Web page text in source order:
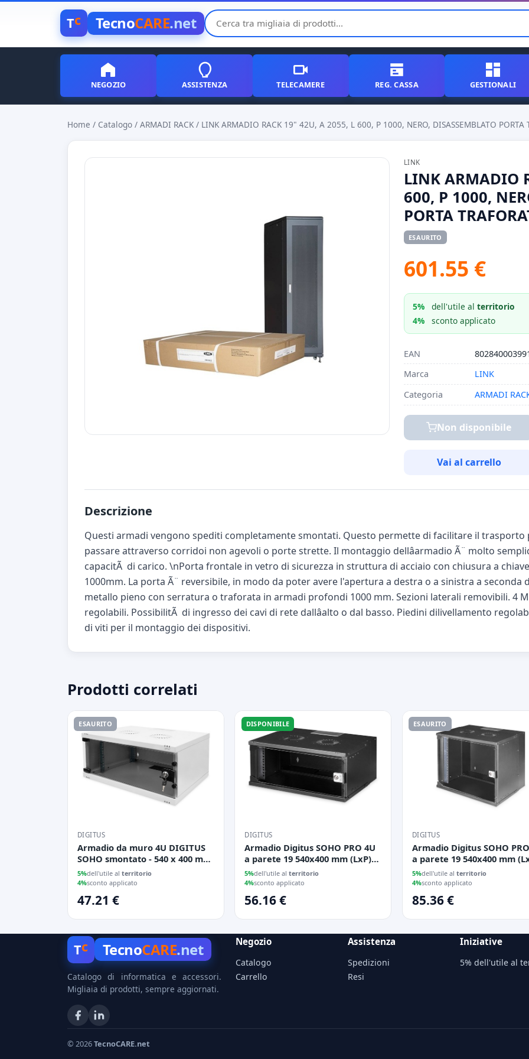
Tc TecnoCARE.net
NEGOZIO ASSISTENZA TELECAMERE REG. CASSA GESTIONALI
Home / Catalogo / ARMADI RACK / LINK ARMADIO RACK 19" 42U, A 2055, L 600, P 1000, NERO, DISASSEMBLATO PORTA
LINK
LINK ARMADIO
600, P 1000,
PORTA
ESAURITO
601.55 €
5% dell'utile alterritorio
4%
sconto applicato
EAN
Marca
LINK
Categoria
ARMADI
Non disponibile
Vai al carrello
Descrizione
Questi armadi vengono spediti completamente smontati. Questo permette di facilitare il trasporto
passare attraverso corridoi non agevoli o porte strette. Il montaggio dellâarmadio Ã¨ molto
capacitÃ di carico. \nPorta frontale in vetro di sicurezza in struttura di acciaio con chiusura a
1000mm. La porta Ã¨ reversibile, in modo da poter avere l'apertura a destra o a sinistra a
metallo pieno con serratura o traforata in armadi profondi 1000 mm. Sezioni laterali removibili. 4
regolabili. PossibilitÃ di ingresso dei cavi di rete dallâalto o dal basso. Piedini dilivellamento
di viti per il montaggio dei dispositivi.
Prodotti correlati
ESAURITO
DIGITUS
Armadio da muro 4U DIGITUS
SOHO smontato - 540 x 400 mm
(L x P) colore grigio
5%dell'utile al territorio
4%sconto applicato
47.21 €
DISPONIBILE
DIGITUS
Armadio Digitus SOHO PRO 4U
a parete 19 540x400 mm (LxP)
nero da assemblare
5%dell'utile alterritorio
4%sconto applicato
56.16 €
ESAURITO
DIGITUS
Armadio Digitus SOHO
a parete 19 540x400 mm
nero da assemblare
5%dell'utile al territorio
4%sconto applicato
85.36 €
Tc TecnoCARE.net
Catalogo di informatica e accessori.
Migliaia di prodotti, sempre aggiornati.
Negozio
Catalogo
Carrello
Assistenza
Spedizioni
Resi
Iniziative
5% dell'utile al
© 2026TecnoCARE.net